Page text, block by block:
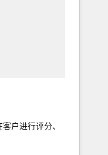
户进行评分、